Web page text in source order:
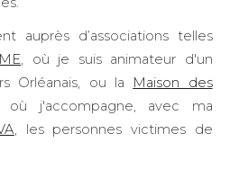
auprès d’associations telles
, où je suis animateur d'un
Orléanais, ou la Maison des
où j'accompagne, avec ma
, les personnes victimes de